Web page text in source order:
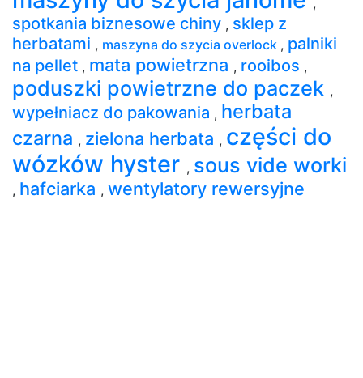
spotkania biznesowe chiny , sklep z
herbatami , maszyna do szycia overlock , palniki
na pellet , mata powietrzna , rooibos ,
poduszki powietrzne do paczek ,
wypełniacz do pakowania , herbata
czarna , zielona herbata , części do
wózków hyster , sous vide worki
, hafciarka , wentylatory rewersyjne